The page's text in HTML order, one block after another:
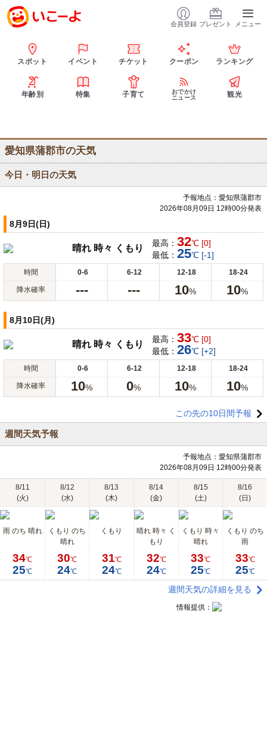
会員登録 プレゼント メニュー
スポット イベント チケット クーポン ランキング
年齢別 特集 子育て
おでかけ
ニュース
観光
愛知県蒲郡市の天気
今日・明日の天気
予報地点：愛知県蒲郡市
2026年08月09日 12時00分発表
8月9日(日)
晴れ 時々 くもり 最高： 32℃ [0]
最低： 25℃ [-1]
時間 0-6 6-12 12-18 18-24
降水確率 --- --- 10% 10%
8月10日(月)
晴れ 時々 くもり 最高： 33℃ [0]
最低： 26℃ [+2]
時間 0-6 6-12 12-18 18-24
降水確率 10% 0% 10% 10%
この先の10日間予報
週間天気予報
予報地点：愛知県蒲郡市
2026年08月09日 12時00分発表
8/11
(火)
8/12
(水)
8/13
(木)
8/14
(金)
8/15
(土)
8/16
(日)
雨 のち 晴れ
くもり のち
晴れ
くもり
晴れ 時々 く
もり
くもり 時々
晴れ
くもり のち
雨
34℃
25℃
30℃
24℃
31℃
24℃
32℃
24℃
33℃
25℃
33℃
25℃
週間天気の詳細を見る
情報提供：